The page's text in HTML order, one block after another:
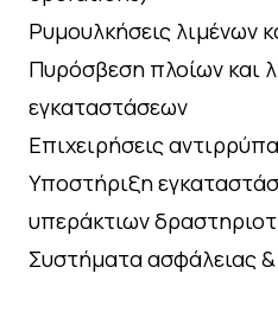
Ρυμουλκήσεις λιμένων
Πυρόσβεση πλοίων και
εγκαταστάσεων
Επιχειρήσεις
Υποστήριξη
υπεράκτιων
Συστήματα ασφάλειας